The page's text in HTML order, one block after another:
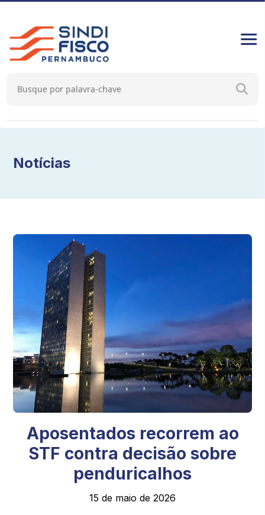
Notícias
Aposentados recorrem ao
STF contra decisão sobre
penduricalhos
15 de maio de 2026